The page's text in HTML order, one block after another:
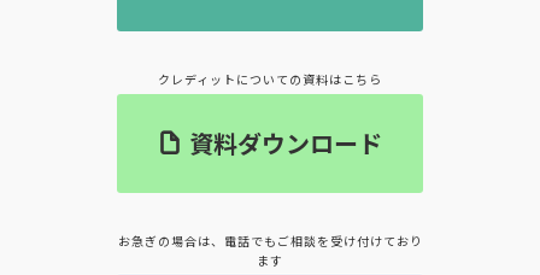
クレディットについての資料はこちら
資料ダウンロード
お急ぎの場合は、電話でもご相談を受け付けており
ます